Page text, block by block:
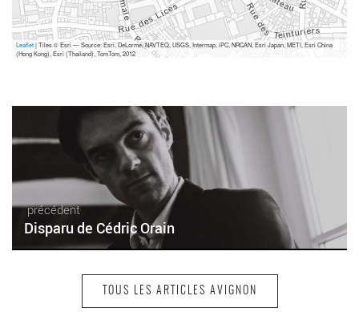
Leaflet| Tiles © Esri — Source: Esri, DeLorme, NAVTEQ, USGS, Intermap, iPC, NRCAN, Esri Japan, METI, Esri China
(Hong Kong), Esri (Thailand), TomTom, 2012
précédent
Disparu de Cédric Orain
TOUS LES ARTICLES AVIGNON